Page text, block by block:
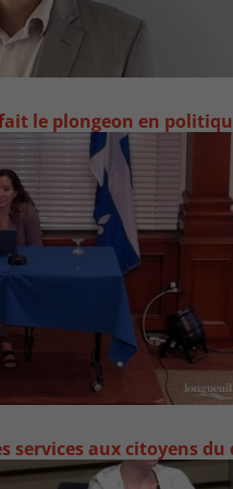
le plongeon en
services aux citoyens